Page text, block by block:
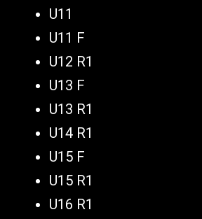
U11
U11 F
U12 R1
U13 F
U13 R1
U14 R1
U15 F
U15 R1
U16 R1